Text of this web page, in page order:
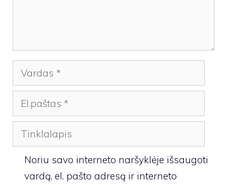
Vardas
El.paštas
Tinklalapis
Noriu savo interneto naršyklėje išsaugoti
vardą, el. pašto adresą ir interneto